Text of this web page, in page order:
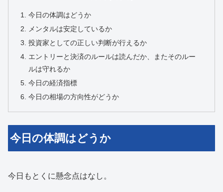
今日の体調はどうか
メンタルは安定しているか
投資家としての正しい判断が行えるか
エントリーと決済のルールは読んだか、またそのルー
ルは守れるか
今日の経済指標
今日の相場の方向性がどうか
今日の体調はどうか
今日もとくに懸念点はなし。